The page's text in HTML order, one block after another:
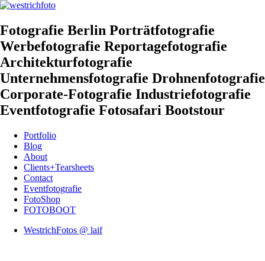
Fotografie Berlin Porträtfotografie
Werbefotografie Reportagefotografie
Architekturfotografie
Unternehmensfotografie Drohnenfotografie
Corporate-Fotografie Industriefotografie
Eventfotografie Fotosafari Bootstour
Portfolio
Blog
About
Clients+Tearsheets
Contact
Eventfotografie
FotoShop
FOTOBOOT
WestrichFotos @ laif